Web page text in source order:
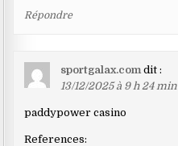
Répondre
sportgalax.com dit :
13/12/2025 à 9 h 24 min
paddypower casino
References: